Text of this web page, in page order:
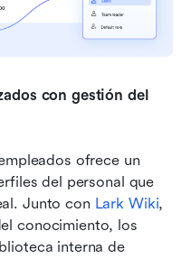
con gestión del
ofrece un
del personal que
Junto con Lark Wiki,
conocimiento, los
interna de